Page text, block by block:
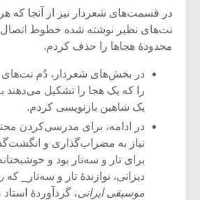
در قسمت‌های شعردار نیز از آنجا که
نت‌های نظیر نوشته شده خطوط
محدودۀ هجاها را حذف کردم.
در بخش‌های شعردار، دُم نت‌های
را که یک هجا را تشکیل می‌دهند
یک شاهین بازنویسی کردم.
در ادامه، برای مدرسی‌کردن
نیاز به مضراب‌گذاری و
برای تار و سه‌تار بود و
دیزانی، نوازندۀ تار و سه‌تار_ که
موسیقی ایرانی، گردآوردۀ
بدنام ترین باش